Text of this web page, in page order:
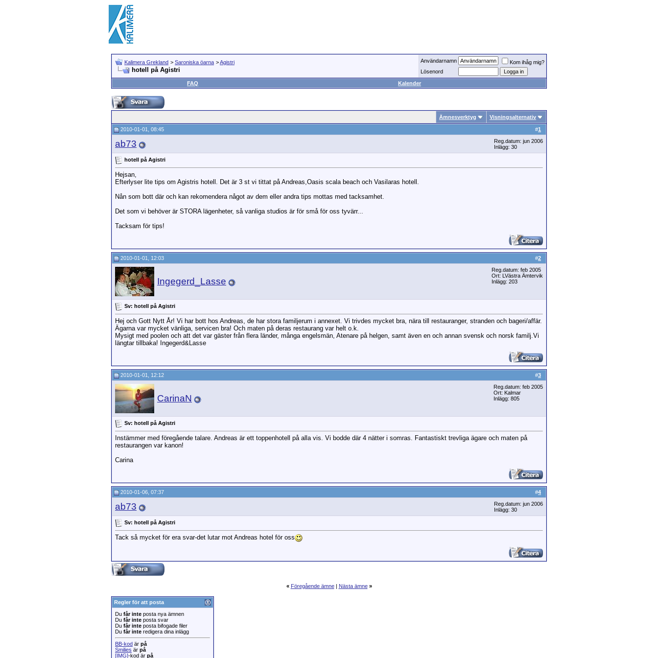
Kalimera Grekland > Saroniska öarna >Agistri
hotell på Agistri
Användarnamn
Kom ihåg mig?
Lösenord
FAQ
Kalender
Ämnesverktyg Visningsalternativ
#1
2010-01-01, 08:45
ab73
Reg.datum: jun 2006
Inlägg: 30
hotell på Agistri
Hejsan,
Efterlyser lite tips om Agistris hotell. Det är 3 st vi tittat på Andreas,Oasis scala beach och Vasilaras hotell.
Nån som bott där och kan rekomendera något av dem eller andra tips mottas med tacksamhet.
Det som vi behöver är STORA lägenheter, så vanliga studios är för små för oss tyvärr...
Tacksam för tips!
#2
2010-01-01, 12:03
Ingegerd_Lasse
Reg.datum: feb 2005
Ort: LVästra Ämtervik
Inlägg: 203
Sv: hotell på Agistri
Hej och Gott Nytt År! Vi har bott hos Andreas, de har stora familjerum i annexet. Vi trivdes mycket bra, nära till restauranger, stranden och bageri/affär.
Ägarna var mycket vänliga, servicen bra! Och maten på deras restaurang var helt o.k.
Mysigt med poolen och att det var gäster från flera länder, många engelsmän, Atenare på helgen, samt även en och annan svensk och norsk familj.Vi
längtar tillbaka! Ingegerd&Lasse
#3
2010-01-01, 12:12
CarinaN
Reg.datum: feb 2005
Ort: Kalmar
Inlägg: 805
Sv: hotell på Agistri
Instämmer med föregående talare. Andreas är ett toppenhotell på alla vis. Vi bodde där 4 nätter i somras. Fantastiskt trevliga ägare och maten på
restaurangen var kanon!
Carina
#4
2010-01-06, 07:37
ab73
Reg.datum: jun 2006
Inlägg: 30
Sv: hotell på Agistri
Tack så mycket för era svar-det lutar mot Andreas hotel för oss
« Föregående ämne| Nästa ämne »
Regler för att posta
Du får inte posta nya ämnen
Du får inte posta svar
Du får inte posta bifogade filer
Du får inte redigera dina inlägg
BB-kod är på
Smilies är på
[IMG]-kod är på